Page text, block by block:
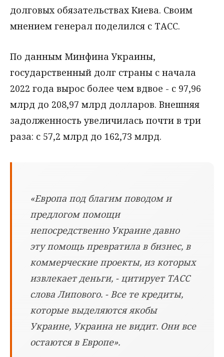
долговых обязательствах Киева. Своим
мнением генерал поделился с ТАСС.
По данным Минфина Украины,
государственный долг страны с начала
2022 года вырос более чем вдвое - с 97,96
млрд до 208,97 млрд долларов. Внешняя
задолженность увеличилась почти в три
раза: с 57,2 млрд до 162,73 млрд.
«Европа под благим поводом и
предлогом помощи
непосредственно Украине давно
эту помощь превратила в бизнес, в
коммерческие проекты, из которых
извлекает деньги, - цитирует ТАСС
слова Липового. - Все те кредиты,
которые выделяются якобы
Украине, Украина не видит. Они все
остаются в Европе».